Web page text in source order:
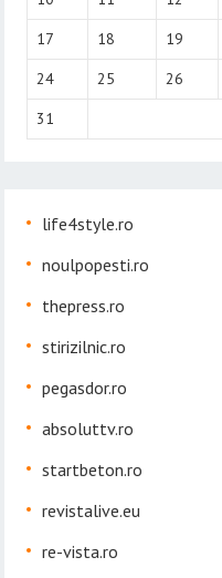
17
18 19
24
25 26
31
life4style.ro
noulpopesti.ro
thepress.ro
stirizilnic.ro
pegasdor.ro
absoluttv.ro
startbeton.ro
revistalive.eu
re-vista.ro